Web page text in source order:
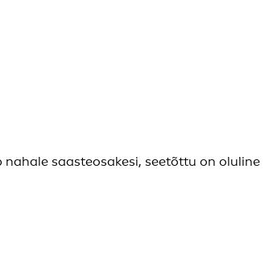
saasteosakesi, seetõttu on oluline